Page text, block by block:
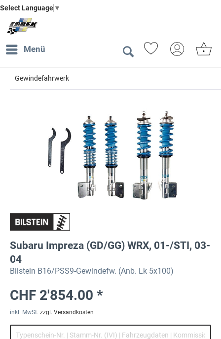
Select Language ▼
Menü
Gewindefahrwerk
Subaru Impreza (GD/GG) WRX, 01-/STI, 03-
04
Bilstein B16/PSS9-Gewindefw. (Anb. Lk 5x100)
CHF 2'854.00 *
inkl. MwSt. zzgl. Versandkosten